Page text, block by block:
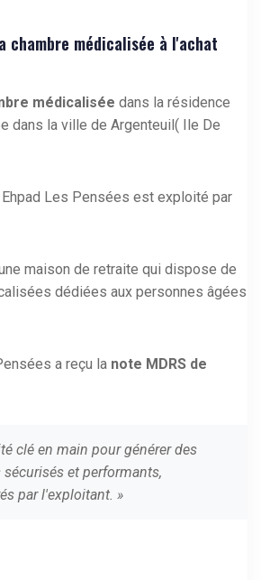
chambre médicalisée à l'achat
médicalisée dans la résidence
dans la ville de Argenteuil( Ile De
Les Pensées est exploité par
maison de retraite qui dispose de
dédiées aux personnes âgées
a reçu la note MDRS de
clé en main pour générer des
et performants,
par l'exploitant. »